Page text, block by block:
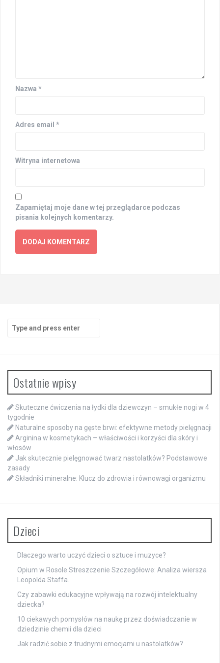
Nazwa *
Adres email *
Witryna internetowa
Zapamiętaj moje dane w tej przeglądarce podczas
pisania kolejnych komentarzy.
for:
Ostatnie wpisy
Skuteczne ćwiczenia na łydki dla dziewczyn – smukłe nogi w 4
tygodnie
Naturalne sposoby na gęste brwi: efektywne metody pielęgnacji
Arginina w kosmetykach – właściwości i korzyści dla skóry i
włosów
Jak skutecznie pielęgnować twarz nastolatków? Podstawowe
zasady
Składniki mineralne: Klucz do zdrowia i równowagi organizmu
Dzieci
Dlaczego warto uczyć dzieci o sztuce i muzyce?
Opium w Rosole Streszczenie Szczegółowe: Analiza wiersza
Leopolda Staffa.
Czy zabawki edukacyjne wpływają na rozwój intelektualny
dziecka?
10 ciekawych pomysłów na naukę przez doświadczanie w
dziedzinie chemii dla dzieci
Jak radzić sobie z trudnymi emocjami u nastolatków?